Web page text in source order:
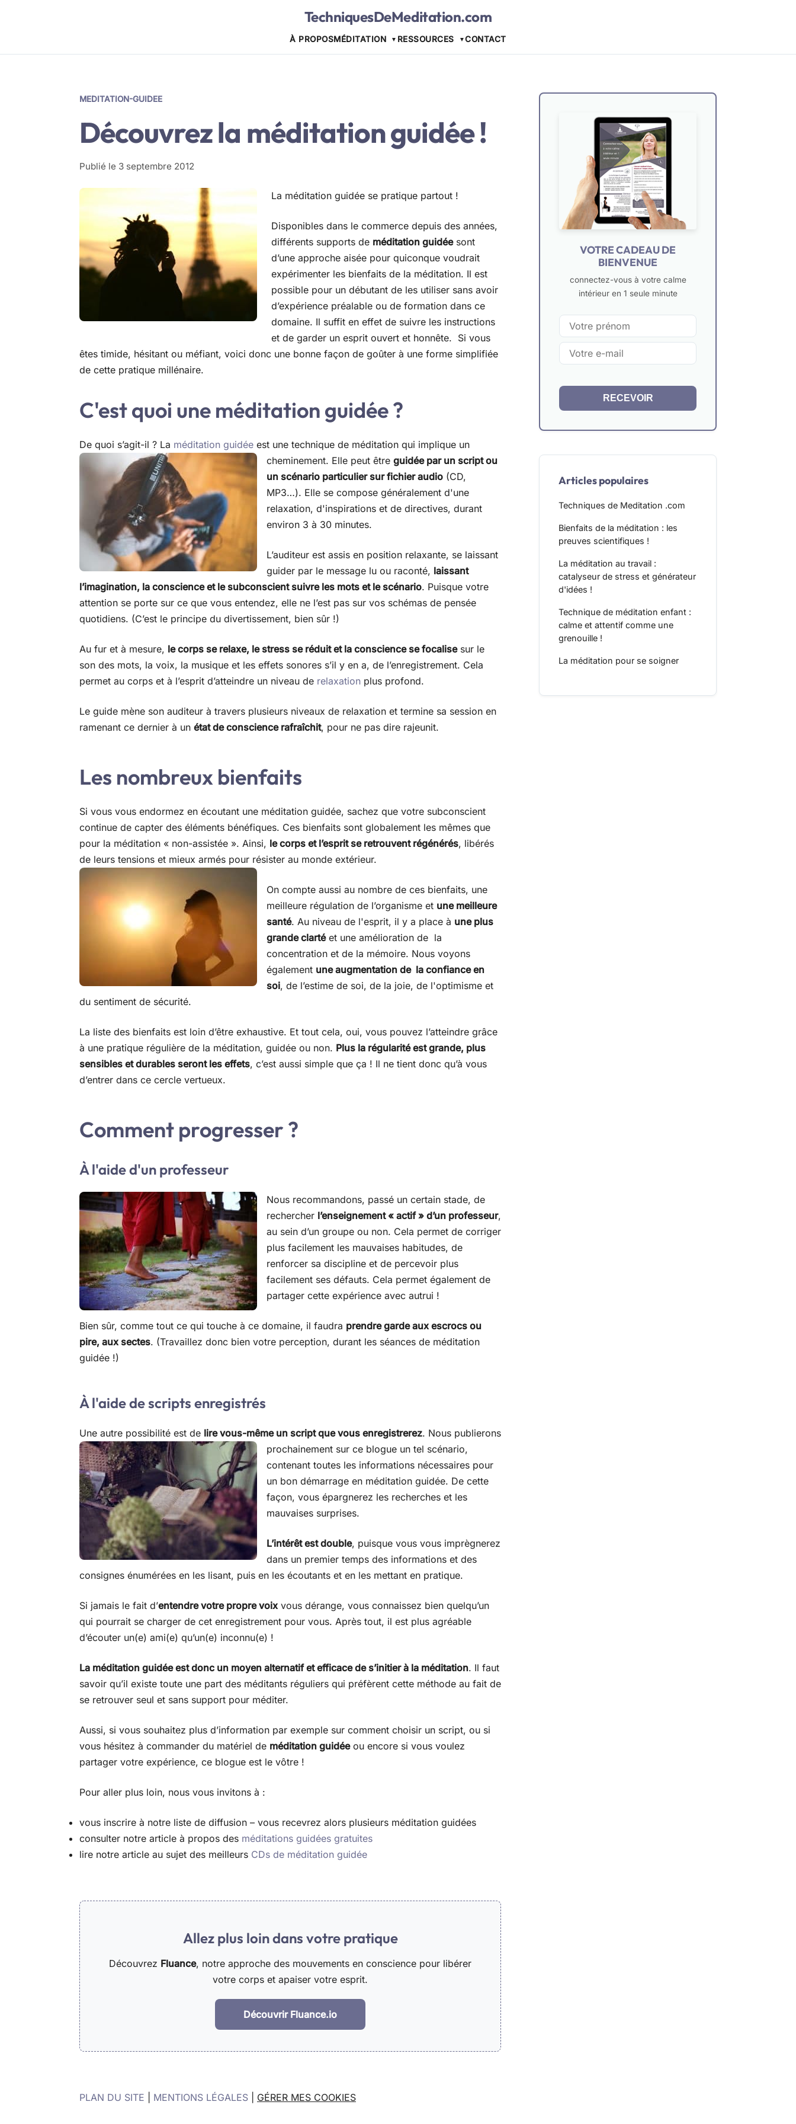
TechniquesDeMeditation.com
À PROPOSMÉDITATION RESSOURCES CONTACT
MEDITATION-GUIDEE
Découvrez la méditation guidée !
Publié le 3 septembre 2012
La méditation guidée se pratique partout !
Disponibles dans le commerce depuis des années,
différents supports de méditation guidéesont
d’une approche aisée pour quiconque voudrait
expérimenter les bienfaits de la méditation. Il est
possible pour un débutant de les utiliser sans avoir
d’expérience préalable ou de formation dans ce
domaine. Il suffit en effet de suivre les instructions
et de garder un esprit ouvert et honnête. Si vous
êtes timide, hésitant ou méfiant, voici donc une bonne façon de goûter à une forme simplifiée
de cette pratique millénaire.
C'est quoi une méditation guidée ?
De quoi s’agit-il ? La méditation guidée est une technique de méditation qui implique un
cheminement. Elle peut être guidée par un script ou
un scénario particulier sur fichier audio (CD,
MP3…). Elle se compose généralement d'une
relaxation, d'inspirations et de directives, durant
environ 3 à 30 minutes.
L’auditeur est assis en position relaxante, se laissant
guider par le message lu ou raconté, laissant
l’imagination, la conscience et le subconscient suivre les mots et le scénario. Puisque votre
attention se porte sur ce que vous entendez, elle ne l’est pas sur vos schémas de pensée
quotidiens. (C’est le principe du divertissement, bien sûr !)
Au fur et à mesure, le corps se relaxe, le stress se réduit et la conscience se focalisesur le
son des mots, la voix, la musique et les effets sonores s’il y en a, de l’enregistrement. Cela
permet au corps et à l’esprit d’atteindre un niveau de relaxation plus profond.
Le guide mène son auditeur à travers plusieurs niveaux de relaxation et termine sa session en
ramenant ce dernier à un état de conscience rafraîchit, pour ne pas dire rajeunit.
Les nombreux bienfaits
Si vous vous endormez en écoutant une méditation guidée, sachez que votre subconscient
continue de capter des éléments bénéfiques. Ces bienfaits sont globalement les mêmes que
pour la méditation « non-assistée ». Ainsi, le corps et l’esprit se retrouvent régénérés, libérés
de leurs tensions et mieux armés pour résister au monde extérieur.
On compte aussi au nombre de ces bienfaits, une
meilleure régulation de l’organisme et une meilleure
santé. Au niveau de l'esprit, il y a place à une plus
grande clartéet une amélioration de la
concentration et de la mémoire. Nous voyons
également une augmentation de la confiance en
soi, de l’estime de soi, de la joie, de l'optimisme et
du sentiment de sécurité.
La liste des bienfaits est loin d’être exhaustive. Et tout cela, oui, vous pouvez l’atteindre grâce
à une pratique régulière de la méditation, guidée ou non. Plus la régularité est grande, plus
sensibles et durables seront les effets, c’est aussi simple que ça ! Il ne tient donc qu’à vous
d’entrer dans ce cercle vertueux.
Comment progresser ?
À l'aide d'un professeur
Nous recommandons, passé un certain stade, de
rechercher l’enseignement « actif » d’un professeur,
au sein d’un groupe ou non. Cela permet de corriger
plus facilement les mauvaises habitudes, de
renforcer sa discipline et de percevoir plus
facilement ses défauts. Cela permet également de
partager cette expérience avec autrui !
Bien sûr, comme tout ce qui touche à ce domaine, il faudra prendre garde aux escrocs ou
pire, aux sectes. (Travaillez donc bien votre perception, durant les séances de méditation
guidée !)
À l'aide de scripts enregistrés
Une autre possibilité est de lire vous-même un script que vous enregistrerez. Nous publierons
prochainement sur ce blogue un tel scénario,
contenant toutes les informations nécessaires pour
un bon démarrage en méditation guidée. De cette
façon, vous épargnerez les recherches et les
mauvaises surprises.
L’intérêt est double, puisque vous vous imprègnerez
dans un premier temps des informations et des
consignes énumérées en les lisant, puis en les écoutants et en les mettant en pratique.
Si jamais le fait d’entendre votre propre voixvous dérange, vous connaissez bien quelqu’un
qui pourrait se charger de cet enregistrement pour vous. Après tout, il est plus agréable
d’écouter un(e) ami(e) qu’un(e) inconnu(e) !
La méditation guidée est donc un moyen alternatif et efficace de s’initier à la méditation. Il faut
savoir qu’il existe toute une part des méditants réguliers qui préfèrent cette méthode au fait de
se retrouver seul et sans support pour méditer.
Aussi, si vous souhaitez plus d’information par exemple sur comment choisir un script, ou si
vous hésitez à commander du matériel de méditation guidéeou encore si vous voulez
partager votre expérience, ce blogue est le vôtre !
Pour aller plus loin, nous vous invitons à :
vous inscrire à notre liste de diffusion – vous recevrez alors plusieurs méditation guidées
consulter notre article à propos des méditations guidées gratuites
lire notre article au sujet des meilleurs CDs de méditation guidée
Allez plus loin dans votre pratique
Découvrez Fluance, notre approche des mouvements en conscience pour libérer
votre corps et apaiser votre esprit.
Découvrir Fluance.io
VOTRE CADEAU DE
BIENVENUE
connectez-vous à votre calme
intérieur en 1 seule minute
RECEVOIR
Articles populaires
Techniques de Meditation .com
Bienfaits de la méditation : les
preuves scientifiques !
La méditation au travail :
catalyseur de stress et générateur
d'idées !
Technique de méditation enfant :
calme et attentif comme une
grenouille !
La méditation pour se soigner
PLAN DU SITE MENTIONS LÉGALES GÉRER MES COOKIES